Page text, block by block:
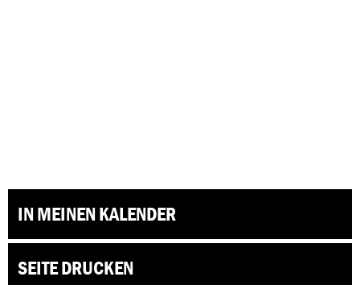
IN MEINEN KALENDER
SEITE DRUCKEN